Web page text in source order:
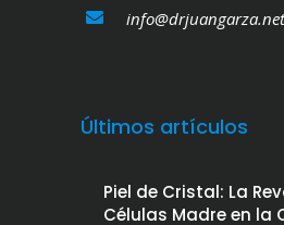
info@drjuangarza.net
Últimos artículos
Piel de Cristal: La
Células Madre en la